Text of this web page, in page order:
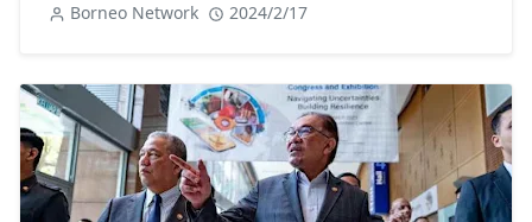
Borneo Network 2024/2/17